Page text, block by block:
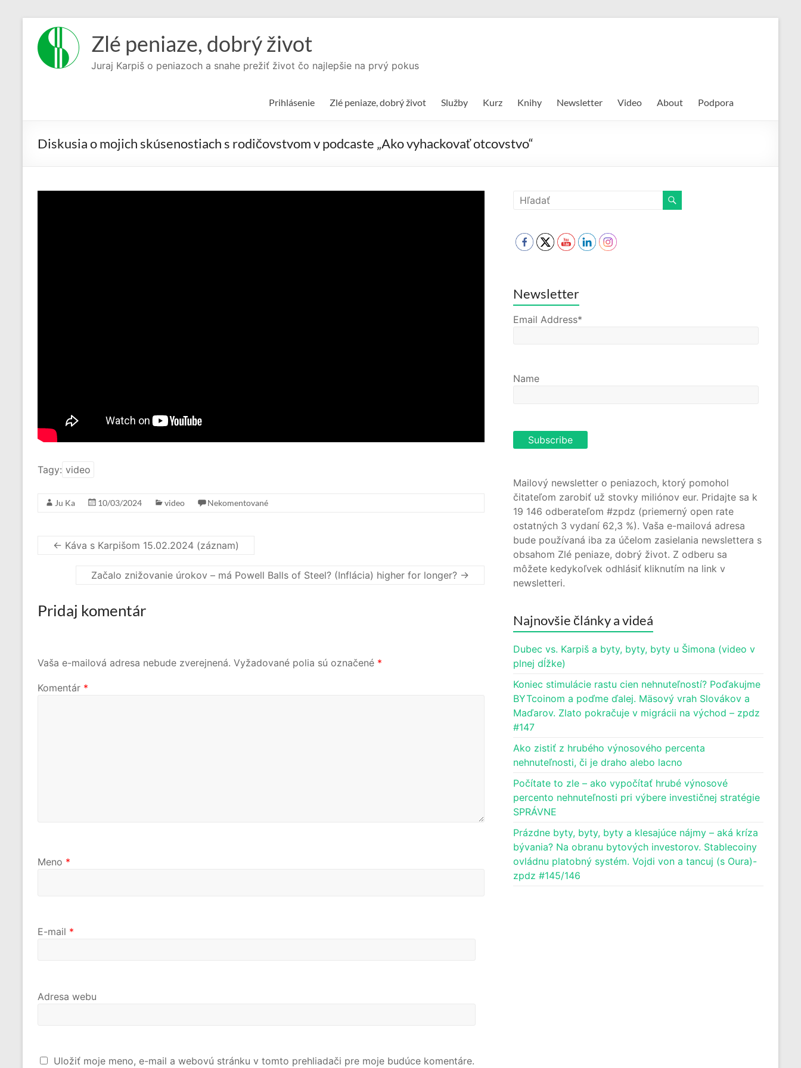
obsah
Zlé peniaze, dobrý život
Juraj Karpiš o peniazoch a snahe prežiť život čo najlepšie na prvý pokus
Prihlásenie Zlé peniaze, dobrý život Služby Kurz Knihy Newsletter Video About Podpora
Diskusia o mojich skúsenostiach s rodičovstvom v podcaste „Ako vyhackovať otcovstvo“
Tagy: video
Ju Ka 10/03/2024 video Nekomentované
← Káva s Karpišom 15.02.2024 (záznam)
Začalo znižovanie úrokov – má Powell Balls of Steel? (Inflácia) higher for longer? →
Pridaj komentár
Vaša e-mailová adresa nebude zverejnená. Vyžadované polia sú označené *
Komentár *
Meno *
E-mail *
Adresa webu
Uložiť moje meno, e-mail a webovú stránku v tomto prehliadači pre moje budúce komentáre.
Newsletter
Email Address*
Name
Mailový newsletter o peniazoch, ktorý pomohol
čitateľom zarobiť už stovky miliónov eur. Pridajte sa k
19 146 odberateľom #zpdz (priemerný open rate
ostatných 3 vydaní 62,3 %). Vaša e-mailová adresa
bude používaná iba za účelom zasielania newslettera s
obsahom Zlé peniaze, dobrý život. Z odberu sa
môžete kedykoľvek odhlásiť kliknutím na link v
newsletteri.
Najnovšie články a videá
Dubec vs. Karpiš a byty, byty, byty u Šimona (video v
plnej dĺžke)
Koniec stimulácie rastu cien nehnuteľností? Poďakujme
BYTcoinom a poďme ďalej. Mäsový vrah Slovákov a
Maďarov. Zlato pokračuje v migrácii na východ – zpdz
#147
Ako zistiť z hrubého výnosového percenta
nehnuteľnosti, či je draho alebo lacno
Počítate to zle – ako vypočítať hrubé výnosové
percento nehnuteľnosti pri výbere investičnej stratégie
SPRÁVNE
Prázdne byty, byty, byty a klesajúce nájmy – aká kríza
bývania? Na obranu bytových investorov. Stablecoiny
ovládnu platobný systém. Vojdi von a tancuj (s Oura)-
zpdz #145/146